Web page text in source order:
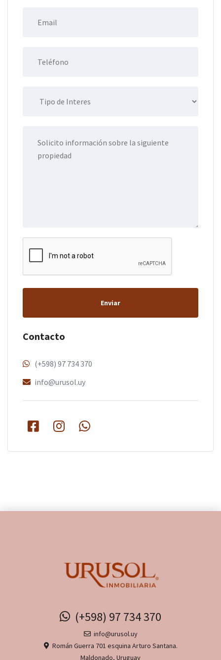
Enviar
Contacto
(+598) 97 734 370
info@urusol.uy
(+598) 97 734 370
info@urusol.uy
Román Guerra 701 esquina Arturo Santana.
Maldonado, Uruguay